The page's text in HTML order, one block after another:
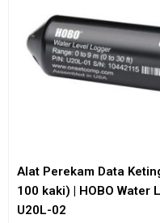
Alat Perekam Data
100 kaki) | HOBO Water
U20L-02